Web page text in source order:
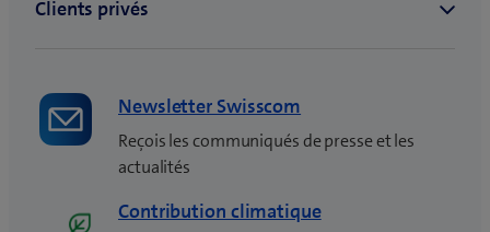
Newsletter Swisscom
Reçois les communiqués de presse et les
actualités
Contribution climatique